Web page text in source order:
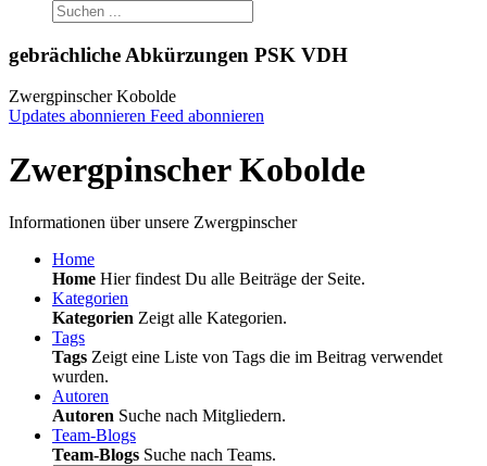
gebrächliche Abkürzungen PSK VDH
Zwergpinscher Kobolde
Updates abonnieren Feed abonnieren
Zwergpinscher Kobolde
Informationen über unsere Zwergpinscher
Home
Home Hier findest Du alle Beiträge der Seite.
Kategorien
Kategorien Zeigt alle Kategorien.
Tags
Tags Zeigt eine Liste von Tags die im Beitrag verwendet
wurden.
Autoren
Autoren Suche nach Mitgliedern.
Team-Blogs
Team-Blogs Suche nach Teams.